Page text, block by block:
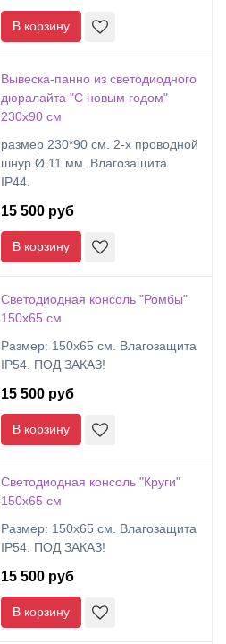
В корзину
Вывеска-панно из светодиодного
дюралайта "С новым годом"
230х90 см
размер 230*90 см. 2-х проводной
шнур Ø 11 мм. Влагозащита
IP44.
15 500 руб
В корзину
Светодиодная консоль "Ромбы"
150х65 см
Размер: 150х65 см. Влагозащита
IP54. ПОД ЗАКАЗ!
15 500 руб
В корзину
Светодиодная консоль "Круги"
150х65 см
Размер: 150х65 см. Влагозащита
IP54. ПОД ЗАКАЗ!
15 500 руб
В корзину